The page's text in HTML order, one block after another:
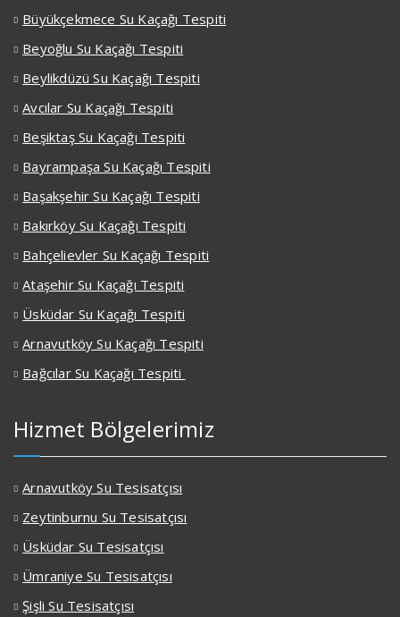
Büyükçekmece Su Kaçağı Tespiti
Beyoğlu Su Kaçağı Tespiti
Beylikdüzü Su Kaçağı Tespiti
Avcılar Su Kaçağı Tespiti
Beşiktaş Su Kaçağı Tespiti
Bayrampaşa Su Kaçağı Tespiti
Başakşehir Su Kaçağı Tespiti
Bakırköy Su Kaçağı Tespiti
Bahçelievler Su Kaçağı Tespiti
Ataşehir Su Kaçağı Tespiti
Üsküdar Su Kaçağı Tespiti
Arnavutköy Su Kaçağı Tespiti
Bağcılar Su Kaçağı Tespiti
Hizmet Bölgelerimiz
Arnavutköy Su Tesisatçısı
Zeytinburnu Su Tesisatçısı
Üsküdar Su Tesisatçısı
Ümraniye Su Tesisatçısı
Şişli Su Tesisatçısı